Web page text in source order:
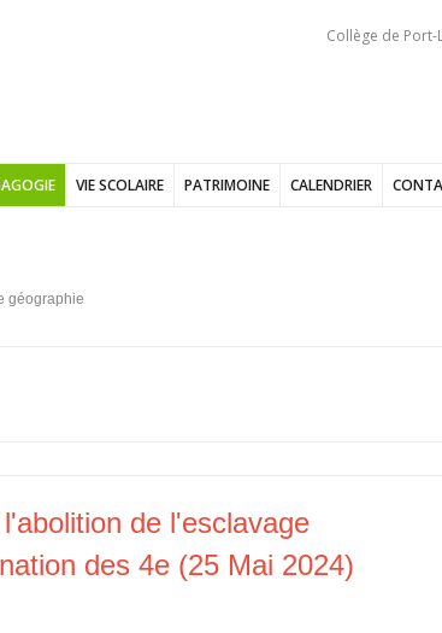
Collège de
VIE SCOLAIRE PATRIMOINE CALENDRIER
géographie
de l'esclavage
des 4e (25 Mai 2024)